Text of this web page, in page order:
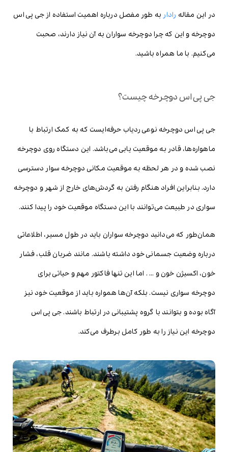
در این مقاله رادار به طور مفصل درباره اهمیت استفاده از جی پی اس
دوچرخه و این که چرا دوچرخه سواران به آن نیاز دارند، صحبت
می‌کنیم. با ما همراه باشید.
جی پی اس دوچرخه چیست؟
جی پی اس دوچرخه نوعی ردیاب حرفه‌ایست که به کمک ارتباط با
ماهواره‌ها، قادر به موقعیت یابی می‌باشد. این دستگاه روی دوچرخه
نصب شده و در هر لحظه به موقعیت مکانی دوچرخه سوار دسترسی
دارد. بنابراین افراد هنگام رفتن به گردش‌های خارج از شهر و دوچرخه
سواری در طبیعت می‌توانند با این دستگاه موقعیت خود را پیدا کنند.
همان‌طور که می‌دانید دوچرخه سواران باید در طول مسیر، اطلاعاتی
درباره وضعیت جسمانی خود داشته باشند. مانند ضربان قلب، فشار
خون، اکسیژن خون و … . اما این تنها فاکتور مهم و حیاتی برای
دوچرخه سواری نیست. بلکه آن‌ها همواره باید از موقعیت خود نیز
آگاه بوده و بتوانند با گروه پشتیبانی در ارتباط باشند. جی پی اس
دوچرخه این نیاز را به طور کامل برطرف می‌کند.